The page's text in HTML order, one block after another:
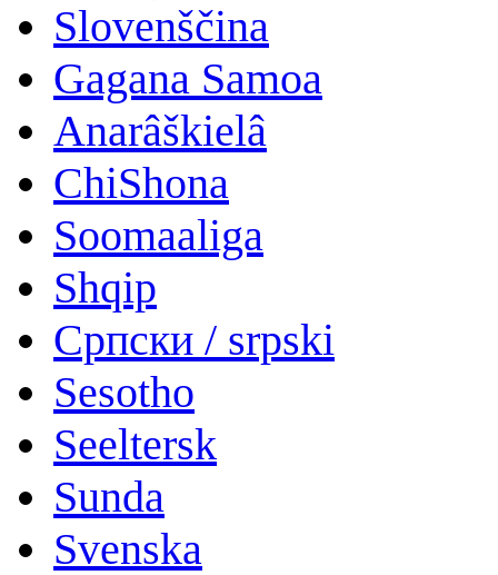
Slovenščina
Gagana Samoa
Anarâškielâ
ChiShona
Soomaaliga
Shqip
Српски / srpski
Sesotho
Seeltersk
Sunda
Svenska